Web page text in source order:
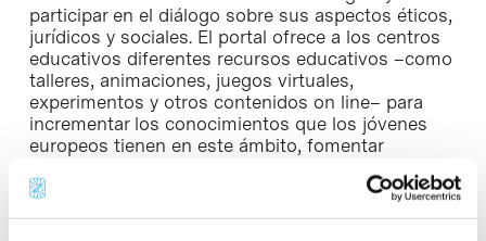
participar en el diálogo sobre sus aspectos éticos,
jurídicos y sociales. El portal ofrece a los centros
educativos diferentes recursos educativos –como
talleres, animaciones, juegos virtuales,
experimentos y otros contenidos on line– para
incrementar los conocimientos que los jóvenes
europeos tienen en este ámbito, fomentar
social de estas nuevas tecnologías, en un